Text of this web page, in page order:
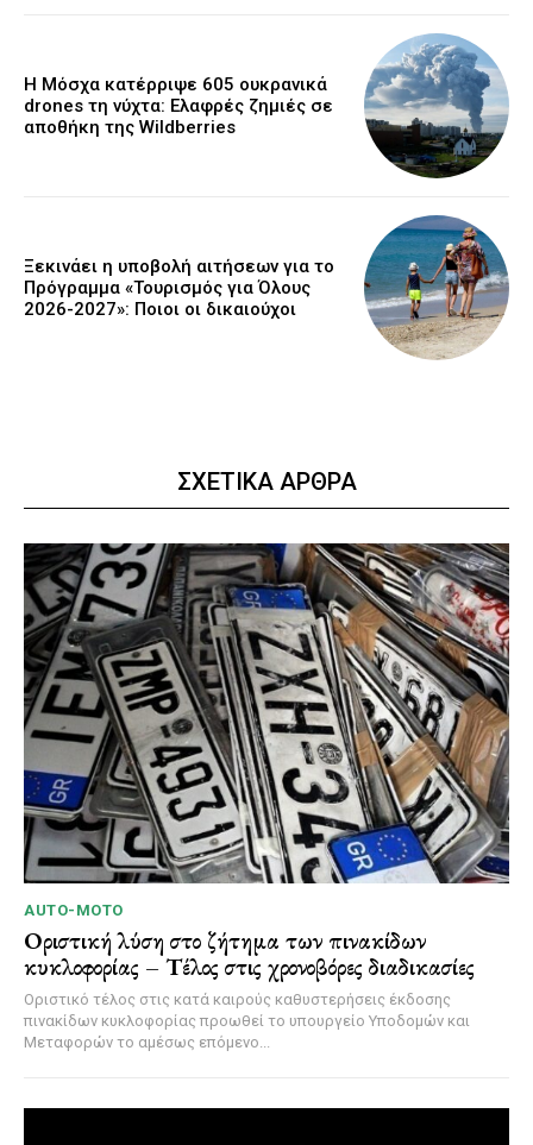
Η Μόσχα κατέρριψε 605 ουκρανικά
drones τη νύχτα: Ελαφρές ζημιές σε
αποθήκη της Wildberries
Ξεκινάει η υποβολή αιτήσεων για το
Πρόγραμμα «Τουρισμός για Όλους
2026-2027»: Ποιοι οι δικαιούχοι
ΣΧΕΤΙΚΑ ΑΡΘΡΑ
AUTO-MOTO
Οριστική λύση στο ζήτημα των πινακίδων
κυκλοφορίας – Τέλος στις χρονοβόρες διαδικασίες
Οριστικό τέλος στις κατά καιρούς καθυστερήσεις έκδοσης
πινακίδων κυκλοφορίας προωθεί το υπουργείο Υποδομών και
Μεταφορών το αμέσως επόμενο...